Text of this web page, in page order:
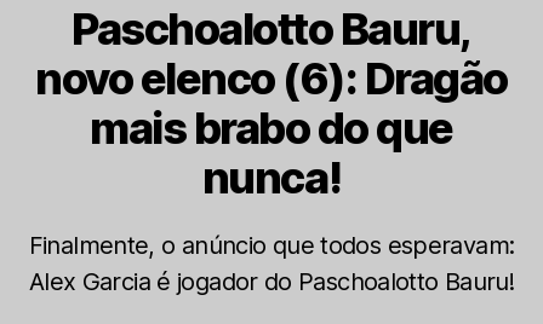
Paschoalotto Bauru,
novo elenco (6): Dragão
mais brabo do que
nunca!
Finalmente, o anúncio que todos esperavam:
Alex Garcia é jogador do Paschoalotto Bauru!